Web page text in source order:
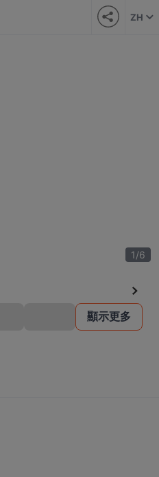
ZH
1/6
顯示更多